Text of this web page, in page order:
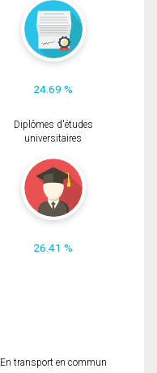
24.69 %
Diplômes d'études
universitaires
26.41 %
En transport en commun